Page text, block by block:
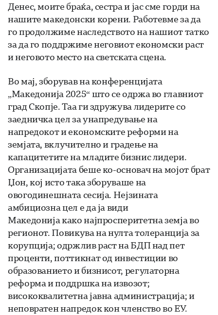
Денес, моите браќа, сестра и јас сме горди на
нашите македонски корени. Работевме за да
го продолжиме наследството на нашиот татко
за да го поддржиме неговиот економски раст
и неговото место на светската сцена.
Во мај, зборував на конференцијата
„Македонија 2025“ што се одржа во главниот
град Скопјe. Таа ги здружува лидерите со
заедничка цел за унапредување на
напредокот и економските реформи на
земјата, вклучително и градење на
капацитетите на младите бизнис лидери.
Организацијата беше ко-основач на мојот брат
Џон, кој исто така зборуваше на
овогодинешната сесија. Нејзината
амбициозна цел е да ја види
Македонија како најпросперитетна земја во
регионот. Повикува на нулта толеранција за
корупција; одржлив раст на БДП над пет
проценти, поттикнат од инвестиции во
образованието и бизнисот, регулаторна
реформа и поддршка на извозот;
висококвалитетна јавна администрација; и
неповратен напредок кон членство во ЕУ.